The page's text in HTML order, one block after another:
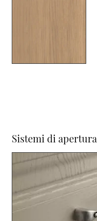
Sistemi di apertura